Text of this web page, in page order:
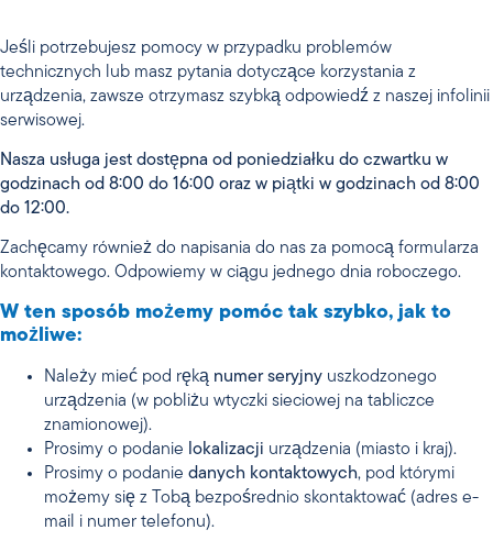
Jeśli potrzebujesz pomocy w przypadku problemów
technicznych lub masz pytania dotyczące korzystania z
urządzenia, zawsze otrzymasz szybką odpowiedź z naszej infolinii
serwisowej.
Nasza usługa jest dostępna od poniedziałku do czwartku w
godzinach od 8:00 do 16:00 oraz w piątki w godzinach od 8:00
do 12:00.
Zachęcamy również do napisania do nas za pomocą formularza
kontaktowego. Odpowiemy w ciągu jednego dnia roboczego.
W ten sposób możemy pomóc tak szybko, jak to
możliwe:
Należy mieć pod ręką numer seryjny uszkodzonego
urządzenia (w pobliżu wtyczki sieciowej na tabliczce
znamionowej).
Prosimy o podanie lokalizacji urządzenia (miasto i kraj).
Prosimy o podanie danych kontaktowych, pod którymi
możemy się z Tobą bezpośrednio skontaktować (adres e-
mail i numer telefonu).